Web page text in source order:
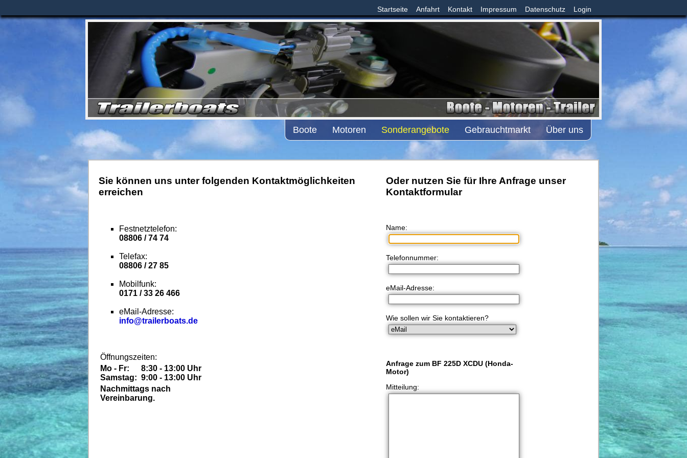
Startseite Anfahrt Kontakt Impressum Datenschutz Login
Boote Motoren Sonderangebote Gebrauchtmarkt Über uns
Sie können uns unter folgenden Kontaktmöglichkeiten
erreichen
Festnetztelefon:
08806 / 74 74
Telefax:
08806 / 27 85
Mobilfunk:
0171 / 33 26 466
eMail-Adresse:
info@trailerboats.de
Öffnungszeiten:
Mo - Fr:
Samstag:
8:30 - 13:00 Uhr
9:00 - 13:00 Uhr
Nachmittags nach
Vereinbarung.
Oder nutzen Sie für Ihre Anfrage unser
Kontaktformular
Name:
Telefonnummer:
eMail-Adresse:
Wie sollen wir Sie kontaktieren?
Anfrage zum BF 225D XCDU (Honda-
Motor)
Mitteilung: